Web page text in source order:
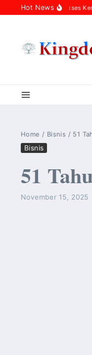
Skip to content
Hot News
Zona 4 Sukses
Home / Bisnis / 51
Bisnis
51
November 15, 2025